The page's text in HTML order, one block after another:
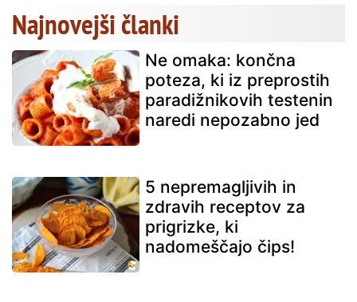
Najnovejši članki
Ne omaka: končna
poteza, ki iz preprostih
paradižnikovih testenin
naredi nepozabno jed
5 nepremagljivih in
zdravih receptov za
prigrizke, ki
nadomeščajo čips!